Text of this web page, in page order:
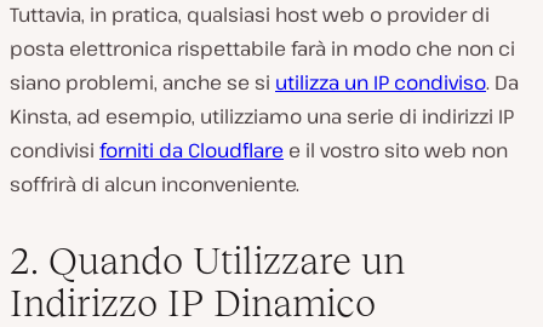
Tuttavia, in pratica, qualsiasi host web o provider di
posta elettronica rispettabile farà in modo che non ci
siano problemi, anche se si utilizza un IP condiviso. Da
Kinsta, ad esempio, utilizziamo una serie di indirizzi IP
condivisi forniti da Cloudflare e il vostro sito web non
soffrirà di alcun inconveniente.
2. Quando Utilizzare un
Indirizzo IP Dinamico